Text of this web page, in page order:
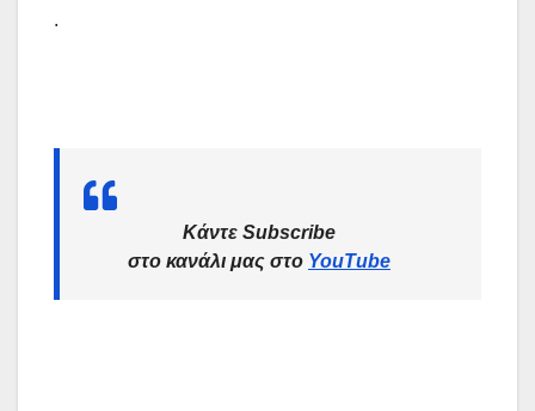
.
Κάντε Subscribe
στο κανάλι μας στο YouTube